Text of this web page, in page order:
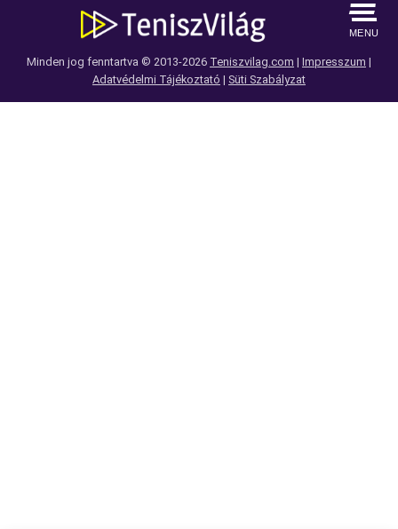
MENU
Minden jog fenntartva © 2013-2026 Teniszvilag.com | Impresszum |
Adatvédelmi Tájékoztató | Süti Szabályzat